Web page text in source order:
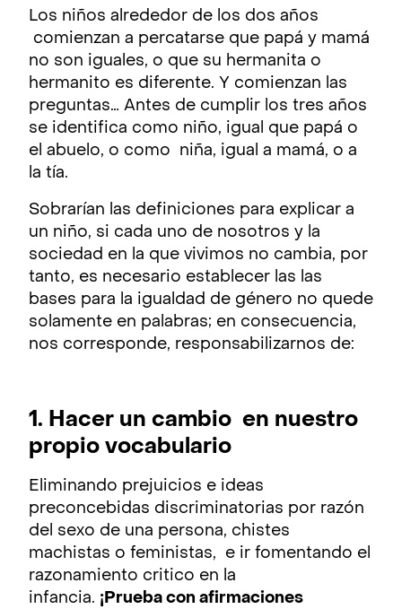
Los niños alrededor de los dos años
comienzan a percatarse que papá y mamá
no son iguales, o que su hermanita o
hermanito es diferente. Y comienzan las
preguntas… Antes de cumplir los tres años
se identifica como niño, igual que papá o
el abuelo, o como niña, igual a mamá, o a
la tía.
Sobrarían las definiciones para explicar a
un niño, si cada uno de nosotros y la
sociedad en la que vivimos no cambia, por
tanto, es necesario establecer las las
bases para la igualdad de género no quede
solamente en palabras; en consecuencia,
nos corresponde, responsabilizarnos de:
1. Hacer un cambio en nuestro
propio vocabulario
Eliminando prejuicios e ideas
preconcebidas discriminatorias por razón
del sexo de una persona, chistes
machistas o feministas, e ir fomentando el
razonamiento critico en la
infancia. ¡Prueba con afirmaciones